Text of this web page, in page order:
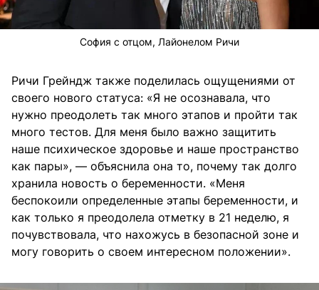
София с отцом, Лайонелом Ричи
Ричи Грейндж также поделилась ощущениями от
своего нового статуса: «Я не осознавала, что
нужно преодолеть так много этапов и пройти так
много тестов. Для меня было важно защитить
наше психическое здоровье и наше пространство
как пары», — объяснила она то, почему так долго
хранила новость о беременности. «Меня
беспокоили определенные этапы беременности, и
как только я преодолела отметку в 21 неделю, я
почувствовала, что нахожусь в безопасной зоне и
могу говорить о своем интересном положении».